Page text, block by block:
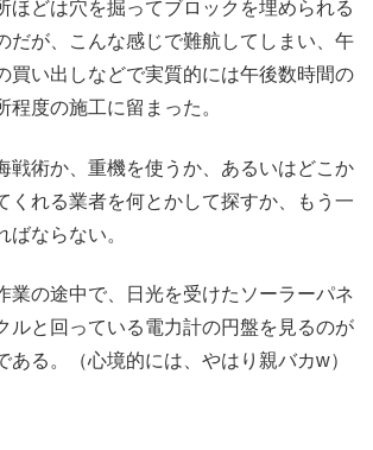
ほどは穴を掘ってブロックを埋められる
だが、こんな感じで難航してしまい、午
買い出しなどで実質的には午後数時間の
程度の施工に留まった。
戦術か、重機を使うか、あるいはどこか
くれる業者を何とかして探すか、もう一
ばならない。
業の途中で、日光を受けたソーラーパネ
ルと回っている電力計の円盤を見るのが
ある。（心境的には、やはり親バカw）